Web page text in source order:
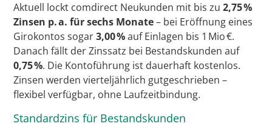
Aktuell lockt comdirect Neukunden mit bis zu2,75 %
Zinsen p. a. für sechs Monate– bei Eröffnung eines
Girokontos sogar3,00 %auf Einlagen bis 1 Mio €.
Danach fällt der Zinssatz bei Bestandskunden auf
0,75 %. Die Kontoführung ist dauerhaft kostenlos.
Zinsen werden vierteljährlich gutgeschrieben –
flexibel verfügbar, ohne Laufzeitbindung.
Standardzins für Bestandskunden